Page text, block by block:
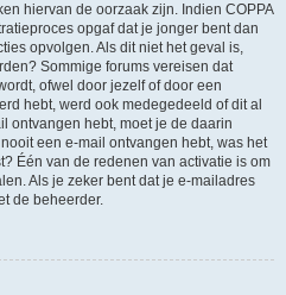
hiervan de oorzaak zijn. Indien COPPA
opgaf dat je jonger bent dan
opvolgen. Als dit niet het geval is,
Sommige forums vereisen dat
ofwel door jezelf of door een
hebt, werd ook medegedeeld of dit al
ontvangen hebt, moet je de daarin
een e-mail ontvangen hebt, was het
Één van de redenen van activatie is om
Als je zeker bent dat je e-mailadres
de beheerder.